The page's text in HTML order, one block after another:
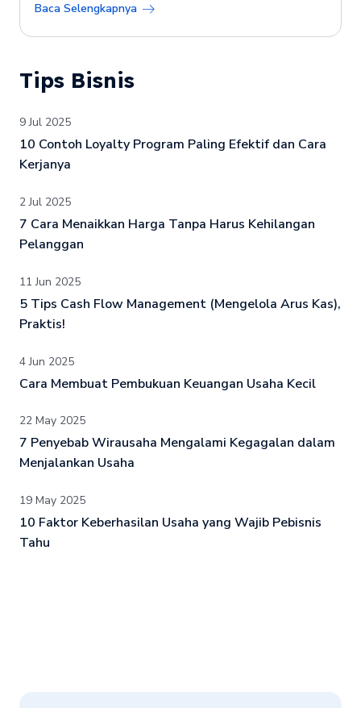
Baca Selengkapnya
Tips Bisnis
9 Jul 2025
10 Contoh Loyalty Program Paling Efektif dan Cara
Kerjanya
2 Jul 2025
7 Cara Menaikkan Harga Tanpa Harus Kehilangan
Pelanggan
11 Jun 2025
5 Tips Cash Flow Management (Mengelola Arus Kas),
Praktis!
4 Jun 2025
Cara Membuat Pembukuan Keuangan Usaha Kecil
22 May 2025
7 Penyebab Wirausaha Mengalami Kegagalan dalam
Menjalankan Usaha
19 May 2025
10 Faktor Keberhasilan Usaha yang Wajib Pebisnis
Tahu